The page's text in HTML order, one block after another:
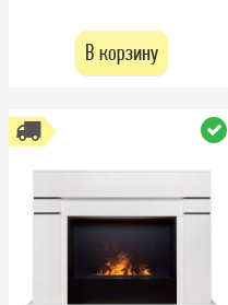
В корзину